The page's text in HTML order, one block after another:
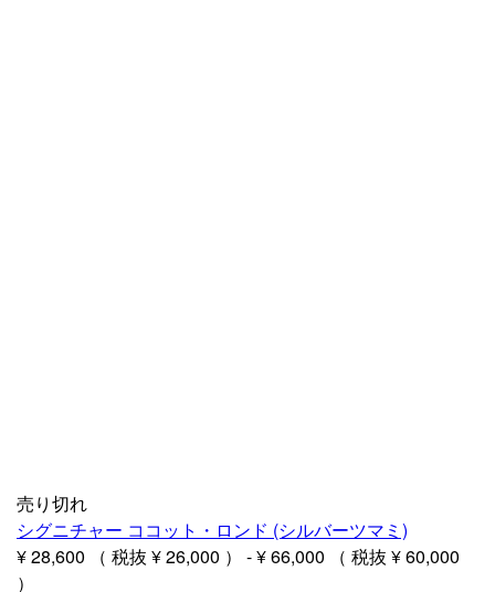
売り切れ
シグニチャー ココット・ロンド (シルバーツマミ)
¥ 28,600
（ 税抜 ¥ 26,000 ） -¥ 66,000 （ 税抜 ¥ 60,000
）